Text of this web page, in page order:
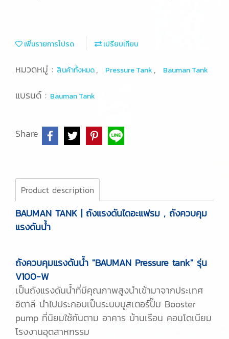
เพิ่มรายการโปรด เปรียบเทียบ
หมวดหมู่ : สินค้าทั้งหมด, Pressure Tank , Bauman Tank
แบรนด์ : Bauman Tank
Share
Product description
BAUMAN TANK | ถังแรงดันไดอะแฟรม , ถังควบคุม
แรงดันน้ำ
ถังควบคุมแรงดันน้ำ "BAUMAN Pressure tank" รุ่น
V100-W
เป็นถังแรงดันน้ำที่มีคุณภาพสูงนำเข้ามาจากประเทศ
อิตาลี นำไปประกอบเป็นระบบบูสเตอร์ปั๊ม Booster
pump ที่นิยมใช้กันตาม อาคาร บ้านเรือน คอนโดเนียม
โรงงานอุตสาหกรรม